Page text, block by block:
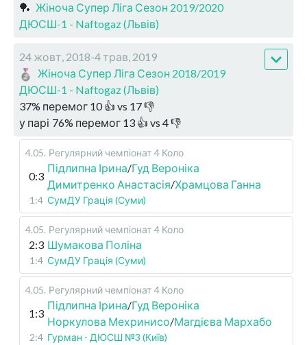
🏓 Жіноча Супер Ліга Сезон 2019/2020
ДЮСШ-1 - Naftogaz (Львів)
24 жовт, 2018-4 трав, 2019
Жіноча Супер Ліга Сезон 2018/2019
ДЮСШ-1 - Naftogaz (Львів)
37% перемог 10👍 vs 17👎
у парі 76% перемог 13 👍 vs 4👎
4.05. Регулярний чемпіонат 4 Коло
0:3
Підлипна Ірина/Гуд Вероніка
Димитренко Анастасія/Храмцова Ганна
1:4 СумДУ Грація (Суми)
4.05. Регулярний чемпіонат 4 Коло
2:3 Шумакова Поліна
1:4 СумДУ Грація (Суми)
4.05. Регулярний чемпіонат 4 Коло
1:3
Підлипна Ірина/Гуд Вероніка
Норкулова Мехринисо/Магдієва Мархабо
2:4 Гурман - ДЮСШ №3 (Київ)